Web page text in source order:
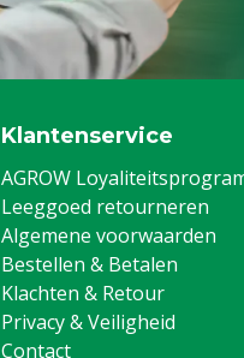
Klantenservice
AGROW
Leeggoed retourneren
Algemene voorwaarden
Bestellen & Betalen
Klachten & Retour
Privacy & Veiligheid
Contact